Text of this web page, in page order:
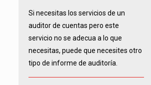
Si necesitas los servicios de un
auditor de cuentas pero este
servicio no se adecua a lo que
necesitas, puede que necesites otro
tipo de informe de auditoría.